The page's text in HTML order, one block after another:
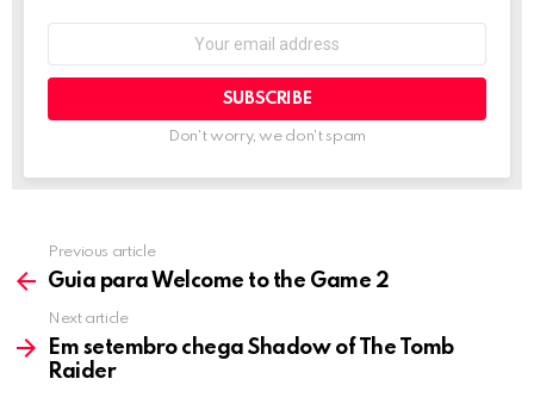
Don't worry, we don't spam
more
Previous article
Guia para Welcome to the Game 2
Next article
Em setembro chega Shadow of The Tomb
Raider